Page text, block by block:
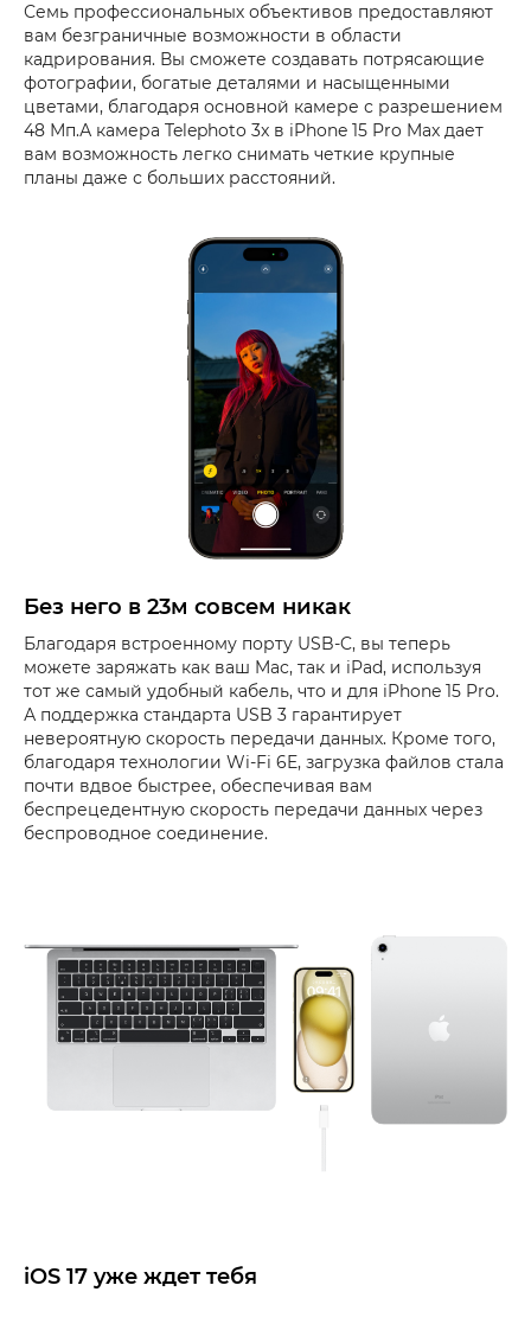
Семь профессиональных объективов предоставляют
вам безграничные возможности в области
кадрирования. Вы сможете создавать потрясающие
фотографии, богатые деталями и насыщенными
цветами, благодаря основной камере с разрешением
48 Мп.А камера Telephoto 3x в iPhone 15 Pro Max дает
вам возможность легко снимать четкие крупные
планы даже с больших расстояний.
Без него в 23м совсем никак
Благодаря встроенному порту USB-C, вы теперь
можете заряжать как ваш Mac, так и iPad, используя
тот же самый удобный кабель, что и для iPhone 15 Pro.
А поддержка стандарта USB 3 гарантирует
невероятную скорость передачи данных. Кроме того,
благодаря технологии Wi-Fi 6E, загрузка файлов стала
почти вдвое быстрее, обеспечивая вам
беспрецедентную скорость передачи данных через
беспроводное соединение.
iOS 17 уже ждет тебя